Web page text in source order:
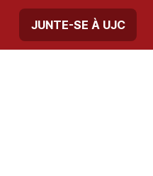
JUNTE-SE À UJC